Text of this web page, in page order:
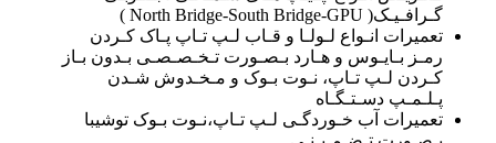
گـرافـیـک( North Bridge-South Bridge-GPU )
تعمیرات انـواع لـولـا و قـاب لـپ تـاپ پـاک کـردن
رمـز بـایـوس و هـارد بـصـورت تـخـصـصـی بـدون بـاز
کـردن لـپ تـاپ، نـوت بـوک و مـخـدوش شـدن
پـلـمـپ دسـتـگـاه
تعمیرات آب خـوردگـی لـپ تـاپ،نـوت بـوک توشیبا